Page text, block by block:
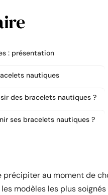
: présentation
nautiques
des bracelets nautiques ?
ses bracelets nautiques ?
au moment de
modèles les plus